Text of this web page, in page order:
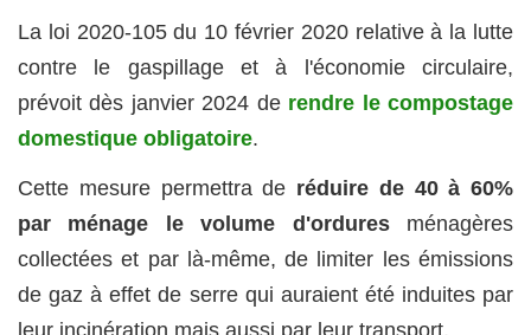
La loi 2020-105 du 10 février 2020 relative à la lutte
contre le gaspillage et à l'économie circulaire,
prévoit dès janvier 2024 de rendre le compostage
domestique obligatoire.
Cette mesure permettra de réduire de 40 à 60%
par ménage le volume d'orduresménagères
collectées et par là-même, de limiter les émissions
de gaz à effet de serre qui auraient été induites par